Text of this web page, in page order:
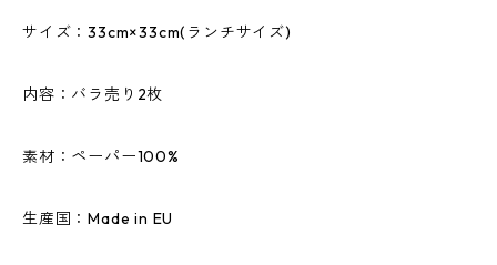
サイズ：33cm×33cm(ランチサイズ)
内容：バラ売り2枚
素材：ペーパー100%
生産国：Made in EU